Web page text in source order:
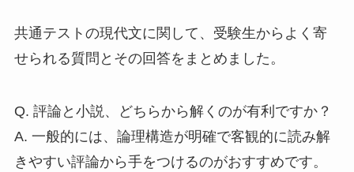
共通テストの現代文に関して、受験生からよく寄
せられる質問とその回答をまとめました。
Q. 評論と小説、どちらから解くのが有利ですか？
A. 一般的には、論理構造が明確で客観的に読み解
きやすい評論から手をつけるのがおすすめです。